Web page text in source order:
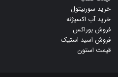
خرید سوربیتول
خرید آب اکسیژنه
فروش بوراکس
فروش اسید استیک
قیمت استون